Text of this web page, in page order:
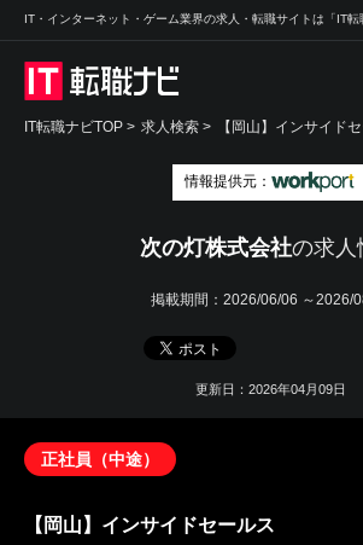
IT・インターネット・ゲーム業界の求人・転職サイトは「IT転
IT転職ナビTOP > 求人検索 > 【岡山】インサイド
情報提供元：
次の灯株式会社の求人
掲載期間： 2026/06/06 ～2026/
更新日：2026年04月09日
正社員（中途）
【岡山】インサイドセールス